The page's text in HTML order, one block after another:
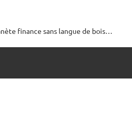
finance sans langue de bois…